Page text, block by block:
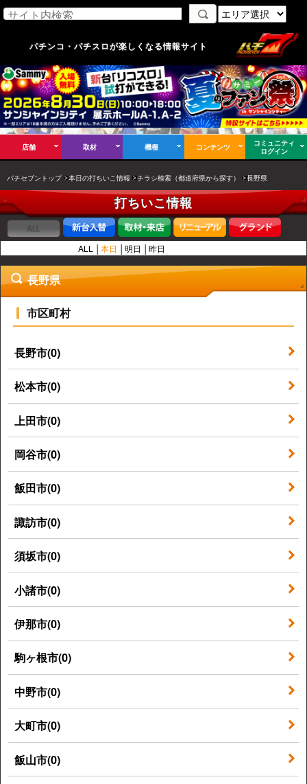
パチンコ・パチスロが楽しくなる情報サイト
店舗 取材 機種 コンテンツ
コミュニティ
ログイン
パチセブントップ 本日の打ちいこ情報 チラシ検索（都道府県から探す） 長野県
打ちいこ情報
ALL 本日 明日 昨日
長野県
市区町村
長野市(0)
松本市(0)
上田市(0)
岡谷市(0)
飯田市(0)
諏訪市(0)
須坂市(0)
小諸市(0)
伊那市(0)
駒ヶ根市(0)
中野市(0)
大町市(0)
飯山市(0)